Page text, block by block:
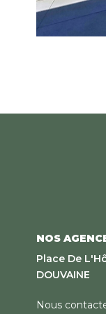
NOS
Place De
DOUVAINE
Nous